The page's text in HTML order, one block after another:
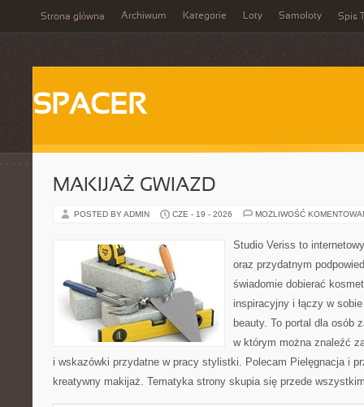
Strona główna Archiwum Kategorie Loty Samoloty Spis
SPACER
MAKIJAŻ GWIAZD
POSTED BY ADMIN CZE - 19 - 2026 MOŻLIWOŚĆ
Studio Veriss to
oraz przydatnym
świadomie dobierać
inspiracyjny i łączy w
beauty. To portal dla osób
w którym można znaleźć
i wskazówki przydatne w pracy stylistki. Polecam Pielęgnacja i
kreatywny makijaż. Tematyka strony skupia się przede